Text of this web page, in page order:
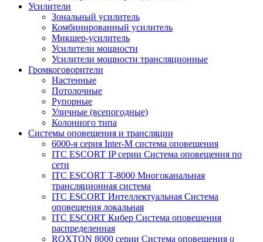
Усилители
Зональный усилитель
Комбинированный усилитель
Микшер-усилитель
Усилители мощности
Усилители мощности трансляционные
Громкоговорители
Настенные
Потолочные
Рупорные
Уличные (всепогодные)
Колонного типа
Системы оповещения и трансляции
6000-я серия Inter-M система оповещения
ITC ESCORT IP серии Система оповещения по
сети
ITC ESCORT T-8000 Многоканальная
трансляционная система
ITC ESCORT Интеллектуальная Система
оповещения локальная
ITC ESCORT Кибер Система оповещения
распределенная
ROXTON 8000 серии Система оповещения о